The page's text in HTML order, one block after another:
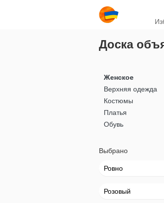
Доска
Женское
Верхняя одежда
Костюмы
Платья
Обувь
Выбрано
Ровно
Розовый